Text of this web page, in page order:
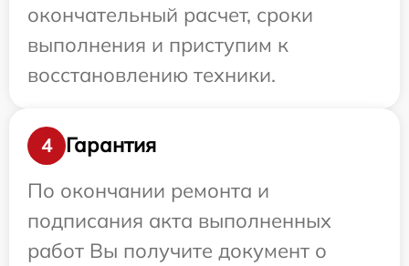
окончательный расчет, сроки
выполнения и приступим к
восстановлению техники.
4
Гарантия
По окончании ремонта и
подписания акта выполненных
работ Вы получите документ о